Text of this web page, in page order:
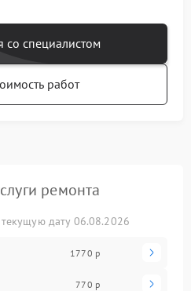
со специалистом
работ
ремонта
дату 06.08.2026
1770 р
770 р